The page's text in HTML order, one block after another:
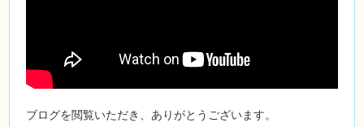
ブログを閲覧いただき、ありがとうございます。